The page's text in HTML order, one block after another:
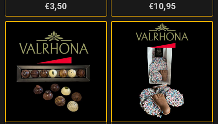
€3,50
€10,95